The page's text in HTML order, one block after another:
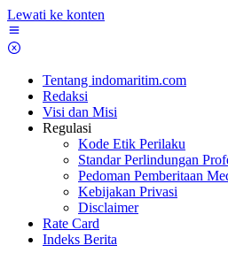
Lewati ke konten
Tentang indomaritim.com
Redaksi
Visi dan Misi
Regulasi
Kode Etik Perilaku
Standar Perlindungan
Pedoman Pemberitaan
Kebijakan Privasi
Disclaimer
Rate Card
Indeks Berita